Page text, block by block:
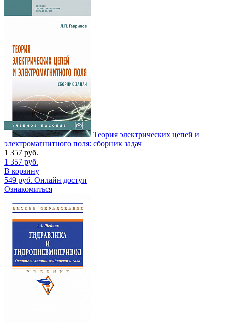
Теория электрических цепей и
электромагнитного поля: сборник задач
1 357 руб.
1 357 руб.
В корзину
549 руб. Онлайн доступ
Ознакомиться